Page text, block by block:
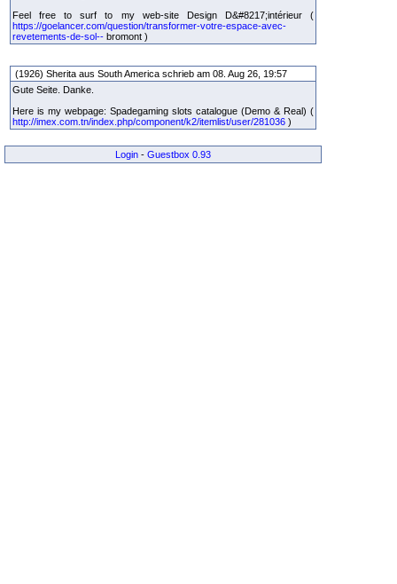
Feel free to surf to my web-site Design D&#8217;intérieur (
https://goelancer.com/question/transformer-votre-espace-avec-
revetements-de-sol-- bromont )
(1926) Sherita aus South America schrieb am 08. Aug 26, 19:57
Gute Seite. Danke.
Here is my webpage: Spadegaming slots catalogue (Demo & Real) (
http://imex.com.tn/index.php/component/k2/itemlist/user/281036 )
Login - Guestbox 0.93